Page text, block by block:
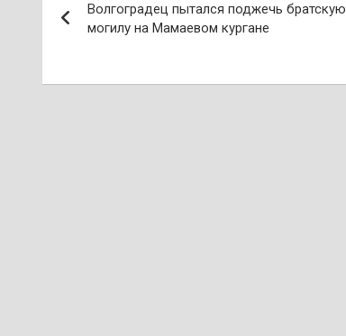
по
Волгоградец пытался поджечь братскую
могилу на Мамаевом кургане